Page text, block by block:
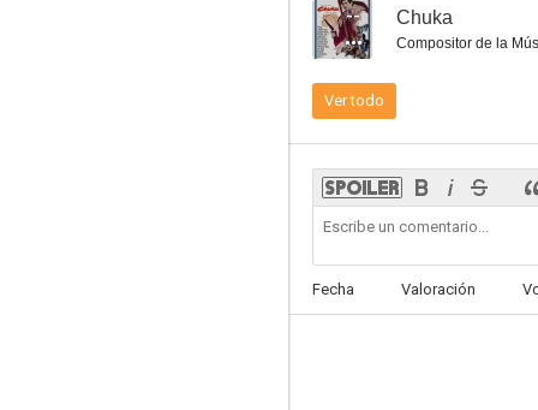
5.3
-- Chuka
Compositor de la
Ver todo
Fecha Valoración